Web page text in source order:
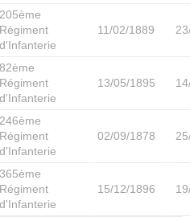
205ème
Régiment
d'Infanterie
11/02/1889
82ème
Régiment
d'Infanterie
13/05/1895
246ème
Régiment
d'Infanterie
02/09/1878
365ème
Régiment
d'Infanterie
15/12/1896